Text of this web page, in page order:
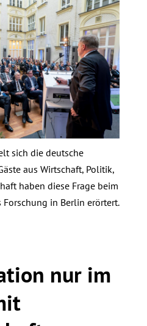
sich die deutsche
aus Wirtschaft, Politik,
haben diese Frage beim
Forschung in Berlin erörtert.
nur im